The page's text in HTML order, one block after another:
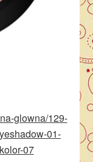
glowna/129-
01-
07